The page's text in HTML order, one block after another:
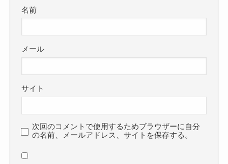
名前
メール
サイト
次回のコメントで使用するためブラウザーに自分
の名前、メールアドレス、サイトを保存する。